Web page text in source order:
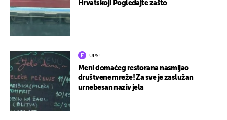
Hrvatskoj! Pogledajte zašto
UPS!
Meni domaćeg restorana nasmijao
društvene mreže! Za sve je zaslužan
urnebesan naziv jela